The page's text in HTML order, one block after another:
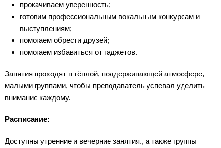
прокачиваем уверенность;
готовим профессиональным вокальным конкурсам и
выступлениям;
помогаем обрести друзей;
помогаем избавиться от гаджетов.
Занятия проходят в тёплой, поддерживающей атмосфере,
малыми группами, чтобы преподаватель успевал уделить
внимание каждому.
Расписание:
Доступны утренние и вечерние занятия., а также группы